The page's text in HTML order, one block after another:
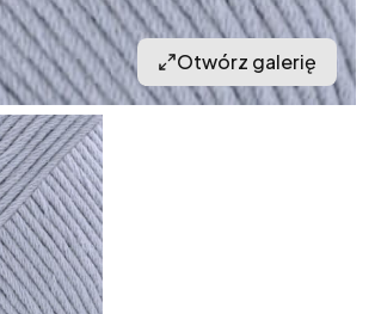
Otwórz galerię